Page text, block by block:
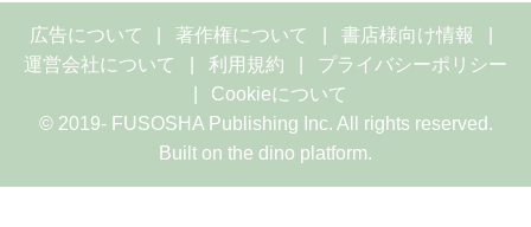
広告について 著作権について
書店様向け情報
運営会社について
利用規約
プライバシーポリシー
Cookieについて
© 2019- FUSOSHA Publishing Inc. All rights reserved.
Built on the dino platform.